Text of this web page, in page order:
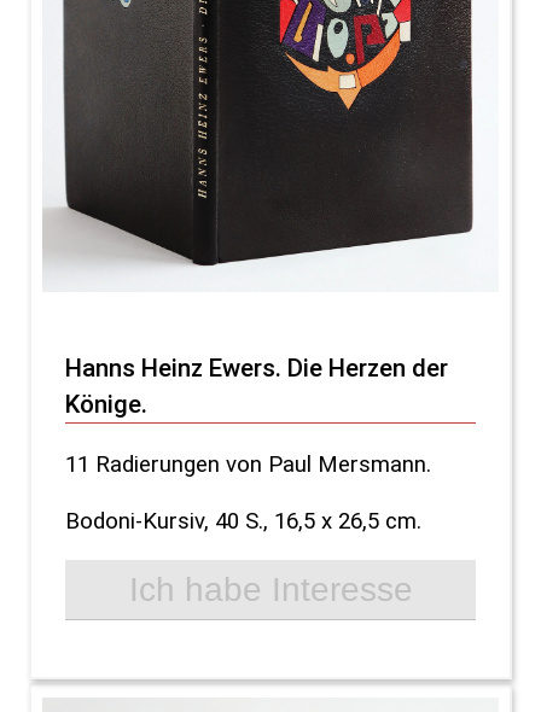
Hanns Heinz Ewers. Die Herzen der
Könige.
11 Radierungen von Paul Mersmann.
Bodoni-Kursiv, 40 S., 16,5 x 26,5 cm.